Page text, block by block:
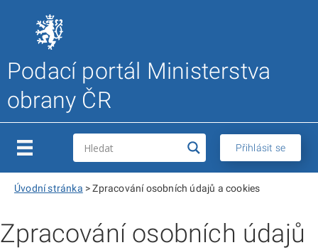
Podací portál Ministerstva
obrany ČR
Přihlásit se
Úvodní stránka >Zpracování osobních údajů a cookies
Zpracování osobních údajů